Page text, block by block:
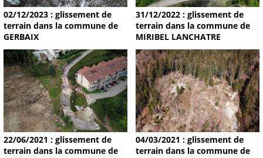
02/12/2023 : glissement de
terrain dans la commune de
GERBAIX
31/12/2022 : glissement de
terrain dans la commune de
MIRIBEL LANCHATRE
22/06/2021 : glissement de
terrain dans la commune de
04/03/2021 : glissement de
terrain dans la commune de